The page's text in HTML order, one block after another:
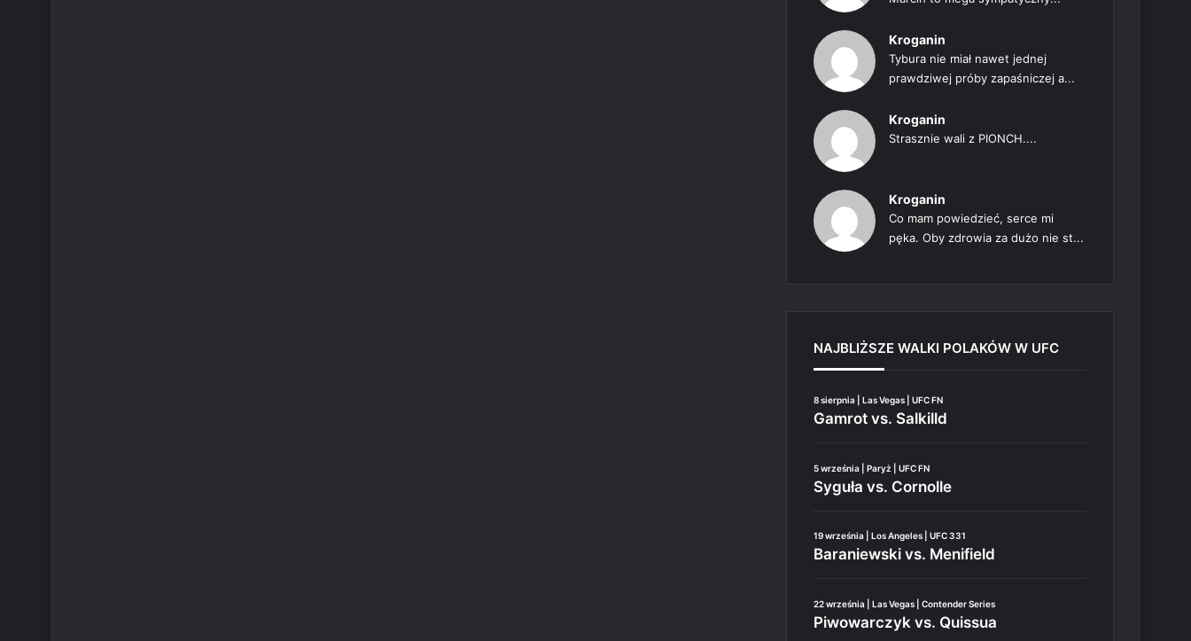
Kroganin
Tybura nie miał nawet jednej
prawdziwej próby zapaśniczej a...
Kroganin
Strasznie wali z PIONCH....
Kroganin
Co mam powiedzieć, serce mi
pęka. Oby zdrowia za dużo nie st...
NAJBLIŻSZE WALKI POLAKÓW W UFC
8 sierpnia | Las Vegas | UFC FN
Gamrot vs. Salkilld
5 września | Paryż | UFC FN
Syguła vs. Cornolle
19 września | Los Angeles | UFC 331
Baraniewski vs. Menifield
22 września | Las Vegas | Contender Series
Piwowarczyk vs. Quissua